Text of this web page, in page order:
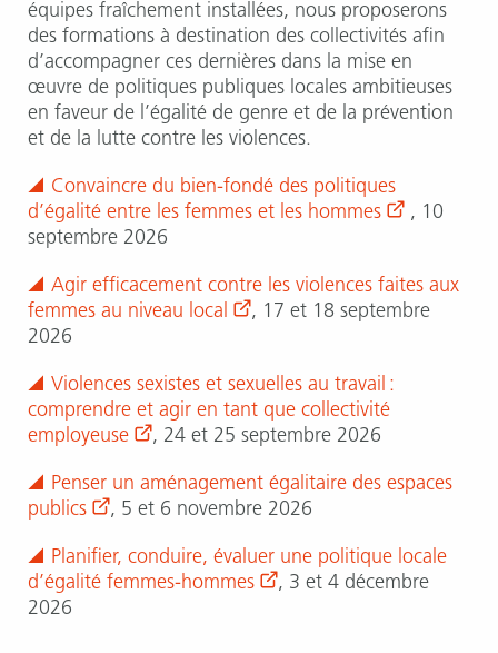
équipes fraîchement installées, nous proposerons
des formations à destination des collectivités afin
d’accompagner ces dernières dans la mise en
œuvre de politiques publiques locales ambitieuses
en faveur de l’égalité de genre et de la prévention
et de la lutte contre les violences.
Convaincre du bien-fondé des politiques
d’égalité entre les femmes et les hommes
, 10
septembre 2026
Agir efficacement contre les violences faites aux
femmes au niveau local
, 17 et 18 septembre
2026
Violences sexistes et sexuelles au travail :
comprendre et agir en tant que collectivité
employeuse
, 24 et 25 septembre 2026
Penser un aménagement égalitaire des espaces
publics
, 5 et 6 novembre 2026
Planifier, conduire, évaluer une politique locale
d’égalité femmes-hommes
, 3 et 4 décembre
2026